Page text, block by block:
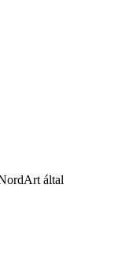
által